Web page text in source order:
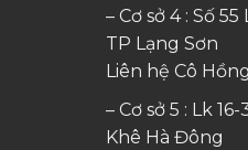
– Cơ sở 4 : Số
TP Lạng Sơn
Liên hệ Cô
– Cơ sở 5 : Lk
Khê Hà Đông